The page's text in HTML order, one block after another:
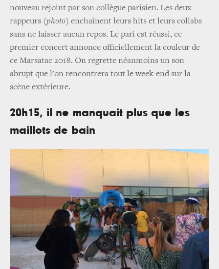
nouveau rejoint par son collègue parisien. Les deux
rappeurs (photo) enchaînent leurs hits et leurs collabs
sans ne laisser aucun repos. Le pari est réussi, ce
premier concert annonce officiellement la couleur de
ce Marsatac 2018. On regrette néanmoins un son
abrupt que l'on rencontrera tout le week-end sur la
scène extérieure.
20h15, il ne manquait plus que les
maillots de bain